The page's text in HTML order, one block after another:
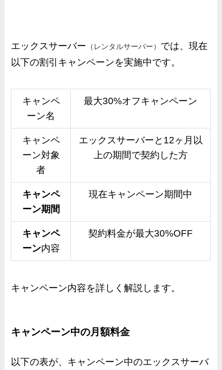
エックスサーバー （レンタルサーバー） では、現在
以下の割引キャンペーンを実施中です。
キャンペ
ーン名
最大30%オフキャンペーン
キャンペ
ーン対象
者
エックスサーバーと12ヶ月以
上の期間で契約した方
キャンペ
ーン期間
現在キャンペーン期間中
キャンペ
ーン内容
契約料金が最大30%OFF
キャンペーン内容を詳しく解説します。
キャンペーン中の月額料金
以下の表が、キャンペーン中のエックスサーバ